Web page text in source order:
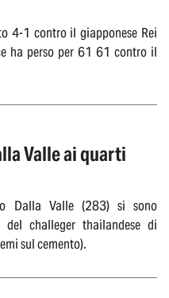
4-1 contro il giapponese Rei
ha perso per 61 61 contro il
Valle ai quarti
Dalla Valle (283) si sono
challeger thailandese di
sul cemento).